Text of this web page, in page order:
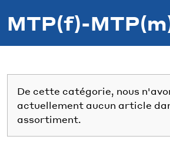
MTP(f)-
De cette catégorie, nous
actuellement aucun article
assortiment.